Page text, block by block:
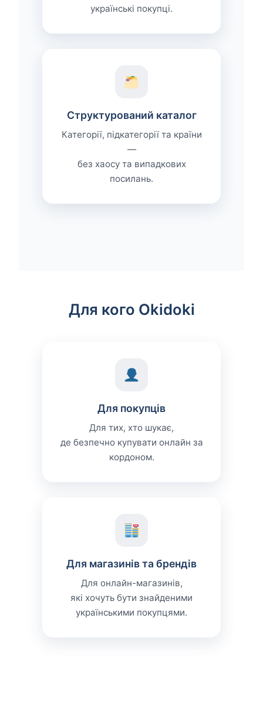
українські покупці.
Структурований каталог
Категорії, підкатегорії та країни
—
без хаосу та випадкових
посилань.
Для кого Okidoki
Для покупців
Для тих, хто шукає,
де безпечно купувати онлайн за
кордоном.
Для магазинів та брендів
Для онлайн-магазинів,
які хочуть бути знайденими
українськими покупцями.